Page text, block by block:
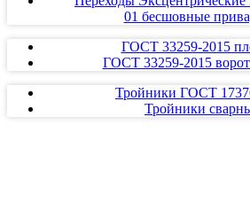
01 бесшовные
ГОСТ 33259-2015
ГОСТ 33259-2015
Тройники ГОСТ
Тройники